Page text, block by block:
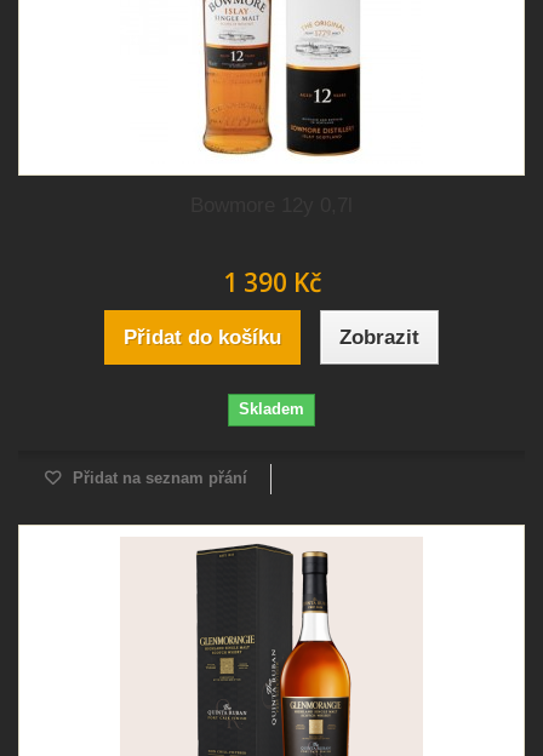
1 390 Kč
Přidat do košíku Zobrazit
Skladem
Přidat na seznam přání